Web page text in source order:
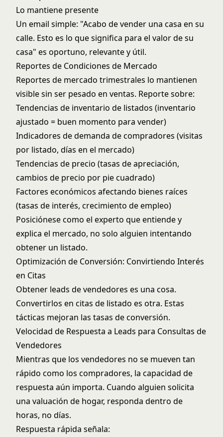
Lo mantiene presente
Un email simple: "Acabo de vender una casa en su
calle. Esto es lo que significa para el valor de su
casa" es oportuno, relevante y útil.
Reportes de Condiciones de Mercado
Reportes de mercado trimestrales lo mantienen
visible sin ser pesado en ventas. Reporte sobre:
Tendencias de inventario de listados (inventario
ajustado = buen momento para vender)
Indicadores de demanda de compradores (visitas
por listado, días en el mercado)
Tendencias de precio (tasas de apreciación,
cambios de precio por pie cuadrado)
Factores económicos afectando bienes raíces
(tasas de interés, crecimiento de empleo)
Posiciónese como el experto que entiende y
explica el mercado, no solo alguien intentando
obtener un listado.
Optimización de Conversión: Convirtiendo Interés
en Citas
Obtener leads de vendedores es una cosa.
Convertirlos en citas de listado es otra. Estas
tácticas mejoran las tasas de conversión.
Velocidad de Respuesta a Leads para Consultas de
Vendedores
Mientras que los vendedores no se mueven tan
rápido como los compradores, la capacidad de
respuesta aún importa. Cuando alguien solicita
una valuación de hogar, responda dentro de
horas, no días.
Respuesta rápida señala: